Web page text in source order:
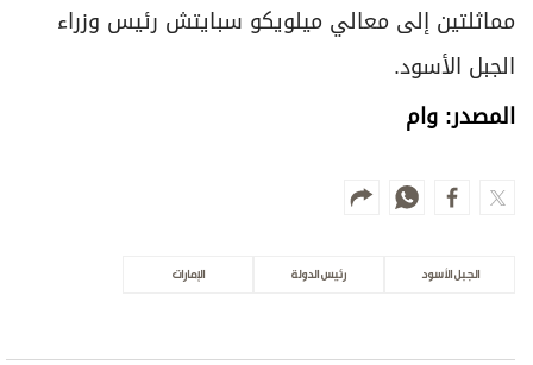
مماثلتين إلى معالي ميلويكو سبايتش رئيس وزراء
الجبل الأسود.
المصدر: وام
‏الجبل الأسود رئيس الدولة الإمارات